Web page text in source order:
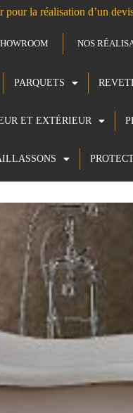
la réalisation d’un
NOS
PARQUETS
ET EXTÉRIEUR